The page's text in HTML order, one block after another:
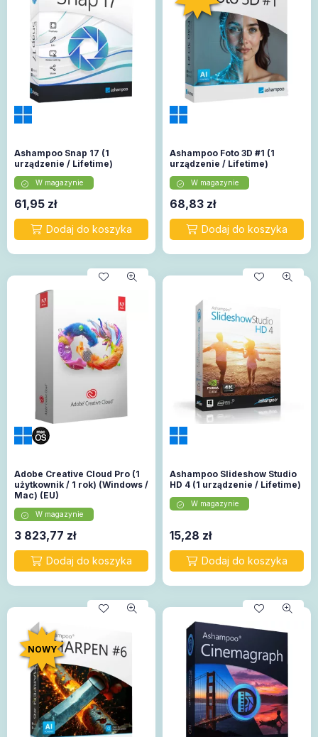
Ashampoo Snap 17 (1
urządzenie / Lifetime)
W magazynie
61,95 zł
Ashampoo Foto 3D #1 (1
urządzenie / Lifetime)
W magazynie
68,83 zł
Adobe Creative Cloud Pro (1
użytkownik / 1 rok) (Windows /
Mac) (EU)
W magazynie
3 823,77 zł
Ashampoo Slideshow Studio
HD 4 (1 urządzenie / Lifetime)
W magazynie
15,28 zł
NOWY